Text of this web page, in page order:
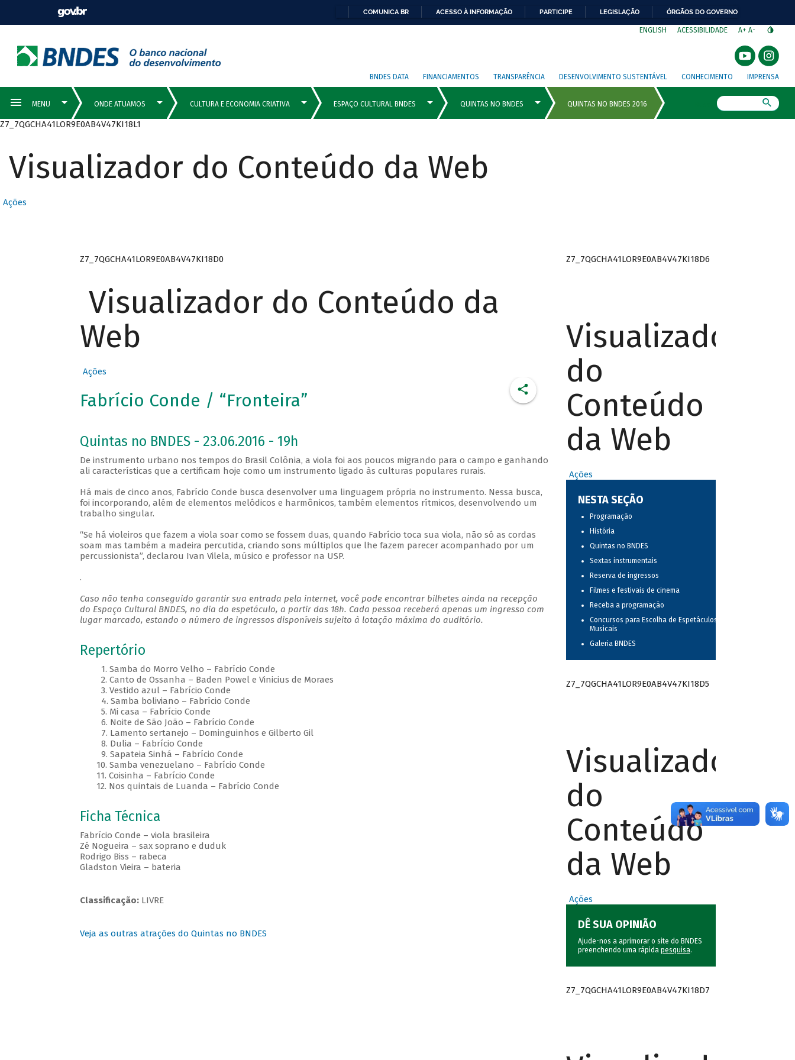
COMUNICA BR ACESSO À INFORMAÇÃO PARTICIPE LEGISLAÇÃO ÓRGÃOS DO GOVERNO
ENGLISH ACESSIBILIDADE A+ A-
BNDES DATA FINANCIAMENTOS TRANSPARÊNCIA DESENVOLVIMENTO SUSTENTÁVEL CONHECIMENTO IMPRENSA
Z7_7QGCHA41LOR9E0AB4V47KI18L1
Visualizador do Conteúdo da Web
Ações
Z7_7QGCHA41LOR9E0AB4V47KI18D0
Visualizador do Conteúdo da
Web
Ações
Fabrício Conde / “Fronteira”
Quintas no BNDES - 23.06.2016 - 19h
De instrumento urbano nos tempos do Brasil Colônia, a viola foi aos poucos migrando para o campo e ganhando
ali características que a certificam hoje como um instrumento ligado às culturas populares rurais.
Há mais de cinco anos, Fabrício Conde busca desenvolver uma linguagem própria no instrumento. Nessa busca,
foi incorporando, além de elementos melódicos e harmônicos, também elementos rítmicos, desenvolvendo um
trabalho singular.
“Se há violeiros que fazem a viola soar como se fossem duas, quando Fabrício toca sua viola, não só as cordas
soam mas também a madeira percutida, criando sons múltiplos que lhe fazem parecer acompanhado por um
percussionista”, declarou Ivan Vilela, músico e professor na USP.
.
Caso não tenha conseguido garantir sua entrada pela internet, você pode encontrar bilhetes ainda na recepção
do Espaço Cultural BNDES, no dia do espetáculo, a partir das 18h. Cada pessoa receberá apenas um ingresso com
lugar marcado, estando o número de ingressos disponíveis sujeito à lotação máxima do auditório.
Repertório
1. Samba do Morro Velho – Fabrício Conde
2. Canto de Ossanha – Baden Powel e Vinicius de Moraes
3. Vestido azul – Fabrício Conde
4. Samba boliviano – Fabrício Conde
5. Mi casa – Fabrício Conde
6. Noite de São João – Fabrício Conde
7. Lamento sertanejo – Dominguinhos e Gilberto Gil
8. Dulia – Fabrício Conde
9. Sapateia Sinhá – Fabrício Conde
10. Samba venezuelano – Fabrício Conde
11. Coisinha – Fabrício Conde
12. Nos quintais de Luanda – Fabrício Conde
Ficha Técnica
Fabrício Conde – viola brasileira
Zé Nogueira – sax soprano e duduk
Rodrigo Biss – rabeca
Gladston Vieira – bateria
Classificação: LIVRE
Veja as outras atrações do Quintas no BNDES
Z7_7QGCHA41LOR9E0AB4V47KI18D6
Visualizador
do
Conteúdo
da Web
Ações
NESTA SEÇÃO
Programação
História
Quintas no BNDES
Sextas instrumentais
Reserva de ingressos
Filmes e festivais de cinema
Receba a programação
Concursos para Escolha de Espetáculos
Musicais
Galeria BNDES
Z7_7QGCHA41LOR9E0AB4V47KI18D5
Visualizador
do
Conteúdo
da Web
Ações
DÊ SUA OPINIÃO
Ajude-nos a aprimorar o site do BNDES
preenchendo uma rápida pesquisa.
Z7_7QGCHA41LOR9E0AB4V47KI18D7